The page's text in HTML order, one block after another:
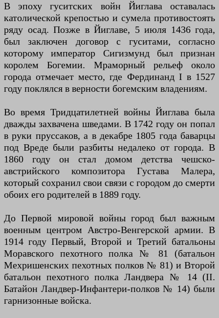
В эпоху гуситских войн Йиглава оставалась
католической крепостью и сумела противостоять
ряду осад. Позже в Йиглаве, 5 июля 1436 года,
был заключен договор с гуситами, согласно
которому император Сигизмунд был признан
королем Богемии. Мраморный рельеф около
города отмечает место, где Фердинанд I в 1527
году поклялся в верности богемским владениям.
Во время Тридцатилетней войны Йиглава была
дважды захвачена шведами. В 1742 году он попал
в руки пруссаков, а в декабре 1805 года баварцы
под Вреде были разбиты недалеко от города. В
1860 году он стал домом детства чешско-
австрийского композитора Густава Малера,
который сохранил свои связи с городом до смерти
обоих его родителей в 1889 году.
До Первой мировой войны город был важным
военным центром Австро-Венгерской армии. В
1914 году Первый, Второй и Третий батальоны
Моравского пехотного полка № 81 (батальон
Мехришенских пехотных полков № 81) и Второй
батальон пехотного полка Ландвера № 14 (II.
Батайон Ландвер-Инфантери-полков № 14) были
гарнизонные войска.